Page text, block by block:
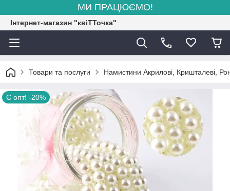
МИ ПРАЦЮЄМО!
Інтернет-магазин "квіТТочка"
Товари та послуги Намистини Акрилові, Кришталеві,
Є опт! -20%